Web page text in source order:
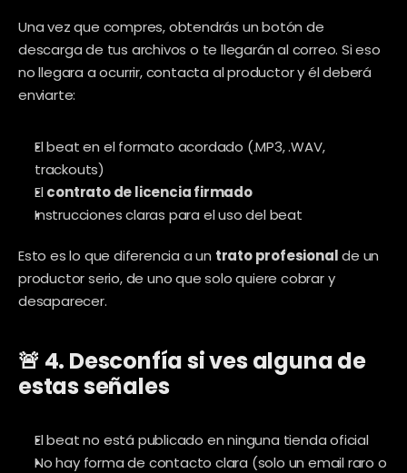
Una vez que compres, obtendrás un botón de
descarga de tus archivos o te llegarán al correo. Si eso
no llegara a ocurrir, contacta al productor y él deberá
enviarte:
El beat en el formato acordado (.MP3, .WAV,
trackouts)
El contrato de licencia firmado
Instrucciones claras para el uso del beat
Esto es lo que diferencia a un trato profesional de un
productor serio, de uno que solo quiere cobrar y
desaparecer.
🚨 4. Desconfía si ves alguna de
estas señales
El beat no está publicado en ninguna tienda oficial
No hay forma de contacto clara (solo un email raro o